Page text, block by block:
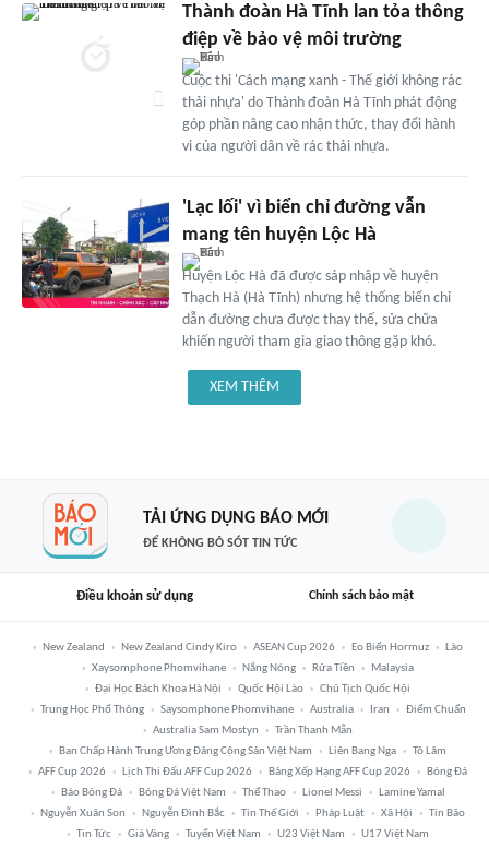
Thành đoàn Hà Tĩnh lan tỏa thông
điệp về bảo vệ môi trường
Cuộc thi 'Cách mạng xanh - Thế giới không rác
thải nhựa' do Thành đoàn Hà Tĩnh phát động
góp phần nâng cao nhận thức, thay đổi hành
vi của người dân về rác thải nhựa.
'Lạc lối' vì biển chỉ đường vẫn
mang tên huyện Lộc Hà
Huyện Lộc Hà đã được sáp nhập về huyện
Thạch Hà (Hà Tĩnh) nhưng hệ thống biển chỉ
dẫn đường chưa được thay thế, sửa chữa
khiến người tham gia giao thông gặp khó.
XEM THÊM
TẢI ỨNG DỤNG BÁO MỚI
ĐỂ KHÔNG BỎ SÓT TIN TỨC
Điều khoản sử dụng Chính sách bảo mật
New Zealand New Zealand Cindy Kiro ASEAN Cup 2026 Eo Biển Hormuz
Lào
Xaysomphone Phomvihane
Nắng Nóng Rửa Tiền
Malaysia
Đại Học Bách Khoa Hà Nội
Quốc Hội Lào
Chủ Tịch Quốc Hội
Trung Học Phổ Thông
Saysomphone Phomvihane Australia Iran
Điểm Chuẩn
Australia Sam Mostyn
Trần Thanh Mẫn
Ban Chấp Hành Trung Ương Đảng Cộng Sản Việt Nam
Liên Bang Nga
Tô Lâm
AFF Cup 2026
Lịch Thi Đấu AFF Cup 2026 Bảng Xếp Hạng AFF Cup 2026
Bóng Đá
Báo Bóng Đá
Bóng Đá Việt Nam Thể Thao Lionel Messi
Lamine Yamal
Nguyễn Xuân Son
Nguyễn Đình Bắc Tin Thế Giới Pháp Luật Xã Hội
Tin Bão
Tin Tức
Giá Vàng Tuyển Việt Nam U23 Việt Nam
U17 Việt Nam